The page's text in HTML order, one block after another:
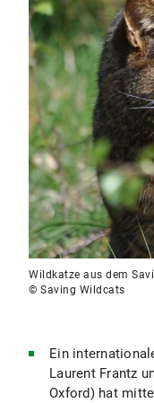
Wildkatze aus dem
© Saving Wildcats
Ein
Laurent Frantz
Oxford) hat